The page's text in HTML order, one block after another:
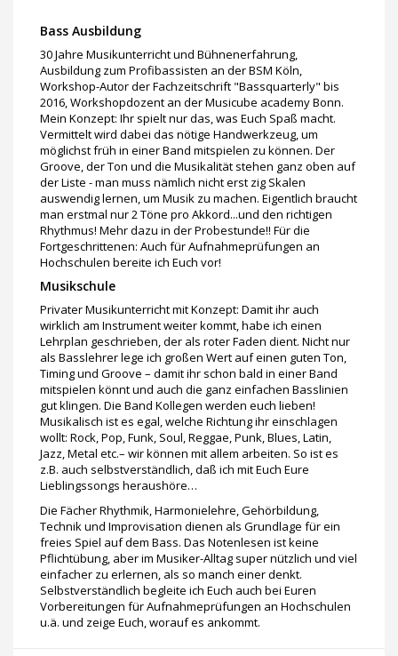
Bass Ausbildung
30 Jahre Musikunterricht und Bühnenerfahrung,
Ausbildung zum Profibassisten an der BSM Köln,
Workshop-Autor der Fachzeitschrift "Bassquarterly" bis
2016, Workshopdozent an der Musicube academy Bonn.
Mein Konzept: Ihr spielt nur das, was Euch Spaß macht.
Vermittelt wird dabei das nötige Handwerkzeug, um
möglichst früh in einer Band mitspielen zu können. Der
Groove, der Ton und die Musikalität stehen ganz oben auf
der Liste - man muss nämlich nicht erst zig Skalen
auswendig lernen, um Musik zu machen. Eigentlich braucht
man erstmal nur 2 Töne pro Akkord...und den richtigen
Rhythmus! Mehr dazu in der Probestunde!! Für die
Fortgeschrittenen: Auch für Aufnahmeprüfungen an
Hochschulen bereite ich Euch vor!
Musikschule
Privater Musikunterricht mit Konzept: Damit ihr auch
wirklich am Instrument weiter kommt, habe ich einen
Lehrplan geschrieben, der als roter Faden dient. Nicht nur
als Basslehrer lege ich großen Wert auf einen guten Ton,
Timing und Groove – damit ihr schon bald in einer Band
mitspielen könnt und auch die ganz einfachen Basslinien
gut klingen. Die Band Kollegen werden euch lieben!
Musikalisch ist es egal, welche Richtung ihr einschlagen
wollt: Rock, Pop, Funk, Soul, Reggae, Punk, Blues, Latin,
Jazz, Metal etc.– wir können mit allem arbeiten. So ist es
z.B. auch selbstverständlich, daß ich mit Euch Eure
Lieblingssongs heraushöre…
Die Fächer Rhythmik, Harmonielehre, Gehörbildung,
Technik und Improvisation dienen als Grundlage für ein
freies Spiel auf dem Bass. Das Notenlesen ist keine
Pflichtübung, aber im Musiker-Alltag super nützlich und viel
einfacher zu erlernen, als so manch einer denkt.
Selbstverständlich begleite ich Euch auch bei Euren
Vorbereitungen für Aufnahmeprüfungen an Hochschulen
u.ä. und zeige Euch, worauf es ankommt.